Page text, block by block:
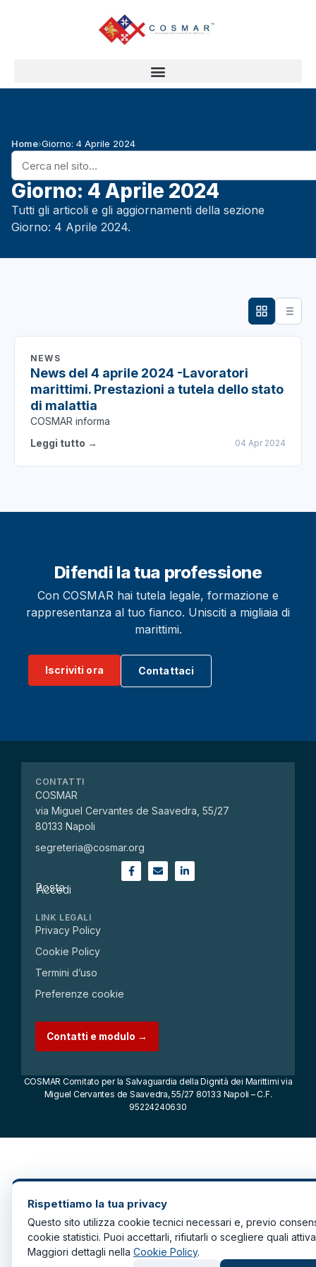
Home›Giorno: 4 Aprile 2024
Giorno: 4 Aprile 2024
Tutti gli articoli e gli aggiornamenti della sezione
Giorno: 4 Aprile 2024.
NEWS
News del 4 aprile 2024 -Lavoratori
marittimi. Prestazioni a tutela dello stato
di malattia
COSMAR informa
Leggi tutto →
04 Apr 2024
Difendi la tua professione
Con COSMAR hai tutela legale, formazione e
rappresentanza al tuo fianco. Unisciti a migliaia di
marittimi.
Iscriviti ora Contattaci
CONTATTI
COSMAR
via Miguel Cervantes de Saavedra, 55/27
80133 Napoli
segreteria@cosmar.org
Posta
Accedi
LINK LEGALI
Privacy Policy
Cookie Policy
Termini d’uso
Preferenze cookie
Contatti e modulo →
COSMAR Comitato per la Salvaguardia della Dignità dei Marittimi via
Miguel Cervantes de Saavedra, 55/27 80133 Napoli – C.F.
95224240630
Rispettiamo la tua privacy
Questo sito utilizza cookie tecnici necessari e, previo
cookie statistici. Puoi accettarli, rifiutarli o scegliere quali
Maggiori dettagli nella Cookie Policy.